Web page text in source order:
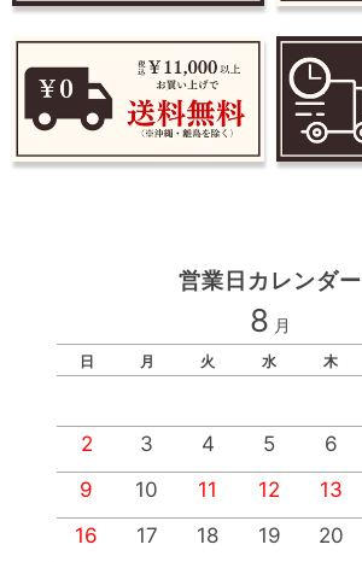
営業日カレンダー
8 月
日 月 火 水 木
2
3 4 5 6
9
10 11 12 13
16
17 18 19 20